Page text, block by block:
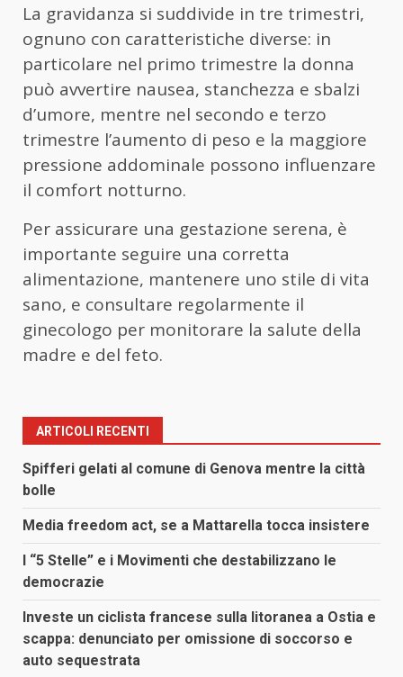
La gravidanza si suddivide in tre trimestri,
ognuno con caratteristiche diverse: in
particolare nel primo trimestre la donna
può avvertire nausea, stanchezza e sbalzi
d’umore, mentre nel secondo e terzo
trimestre l’aumento di peso e la maggiore
pressione addominale possono influenzare
il comfort notturno.
Per assicurare una gestazione serena, è
importante seguire una corretta
alimentazione, mantenere uno stile di vita
sano, e consultare regolarmente il
ginecologo per monitorare la salute della
madre e del feto.
ARTICOLI RECENTI
Spifferi gelati al comune di Genova mentre la città
bolle
Media freedom act, se a Mattarella tocca insistere
I “5 Stelle” e i Movimenti che destabilizzano le
democrazie
Investe un ciclista francese sulla litoranea a Ostia e
scappa: denunciato per omissione di soccorso e
auto sequestrata